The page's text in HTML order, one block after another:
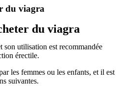
du viagra
du viagra
son utilisation est recommandée
érectile.
les femmes ou les enfants, et il est
suivantes.